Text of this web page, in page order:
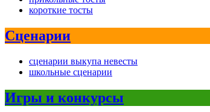
короткие тосты
Сценарии
сценарии выкупа невесты
школьные сценарии
Игры и конкурсы